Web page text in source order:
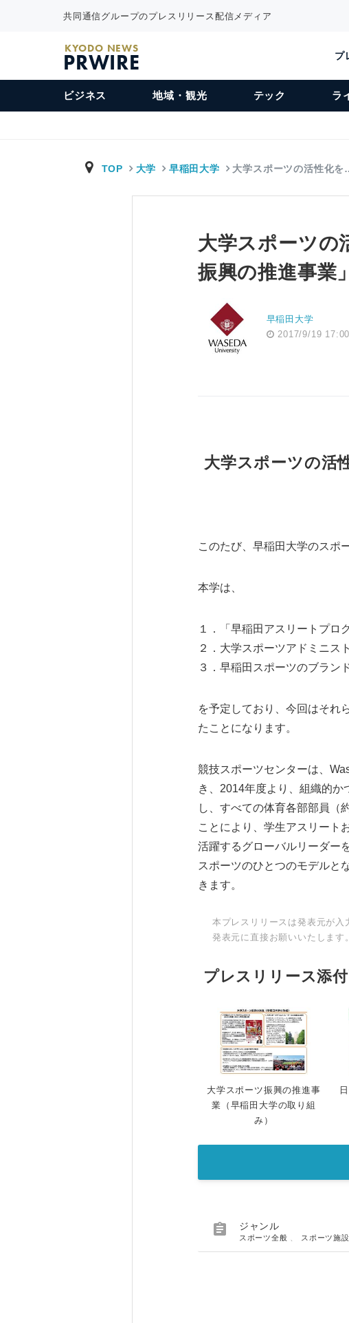
共同通信グループのプレスリリース配信メディア
KYODO NEWS
PRWIRE プ
ビジネス 地域・観光 テック ラ
TOP 大学 早稲田大学 大学スポーツの活性化を
大学スポーツの
振興の推進事業
早稲田大学
2017/9/19 17:00
大学スポーツの活
このたび、早稲田大学のスポ
本学は、
１．「早稲田アスリートプロ
２．大学スポーツアドミニス
３．早稲田スポーツのブラン
を予定しており、今回はそれ
たことになります。
競技スポーツセンターは、
き、2014年度より、組織的
し、すべての体育各部部員（
ことにより、学生アスリート
活躍するグローバルリーダー
スポーツのひとつのモデルと
きます。
本プレスリリースは発表元が
発表元に直接お願いいたします。
プレスリリース添
大学スポーツ振興の推進事
業（早稲田大学の取り組
み）
 ジャンル
スポーツ全般 スポーツ施設